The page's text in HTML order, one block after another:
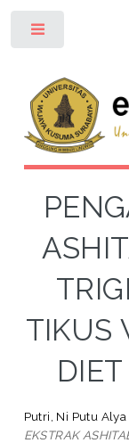
TIKUS
Putri, Ni Putu
EKSTRAK